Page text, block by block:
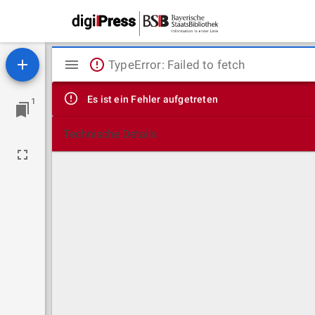
1
Mirador
Viewer
TypeError: Failed to fetch
Es ist ein Fehler aufgetreten
Technische Details